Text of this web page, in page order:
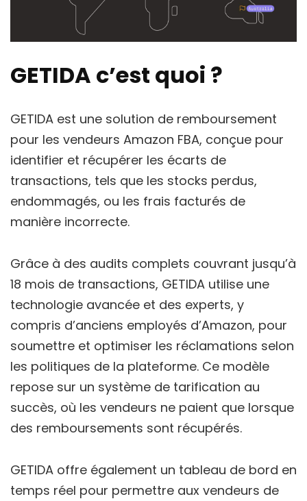
GETIDA c’est quoi ?
GETIDA est une solution de remboursement
pour les vendeurs Amazon FBA, conçue pour
identifier et récupérer les écarts de
transactions, tels que les stocks perdus,
endommagés, ou les frais facturés de
manière incorrecte.
Grâce à des audits complets couvrant jusqu’à
18 mois de transactions, GETIDA utilise une
technologie avancée et des experts, y
compris d’anciens employés d’Amazon, pour
soumettre et optimiser les réclamations selon
les politiques de la plateforme. Ce modèle
repose sur un système de tarification au
succès, où les vendeurs ne paient que lorsque
des remboursements sont récupérés.
GETIDA offre également un tableau de bord en
temps réel pour permettre aux vendeurs de